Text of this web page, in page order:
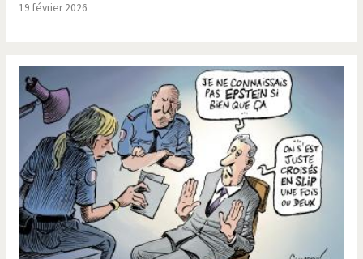
Vous avez dit "Islam"?
19 février 2026